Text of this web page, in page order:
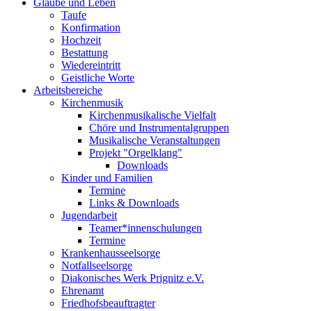
Glaube und Leben
Taufe
Konfirmation
Hochzeit
Bestattung
Wiedereintritt
Geistliche Worte
Arbeitsbereiche
Kirchenmusik
Kirchenmusikalische Vielfalt
Chöre und Instrumentalgruppen
Musikalische Veranstaltungen
Projekt "Orgelklang"
Downloads
Kinder und Familien
Termine
Links & Downloads
Jugendarbeit
Teamer*innenschulungen
Termine
Krankenhausseelsorge
Notfallseelsorge
Diakonisches Werk Prignitz e.V.
Ehrenamt
Friedhofsbeauftragter